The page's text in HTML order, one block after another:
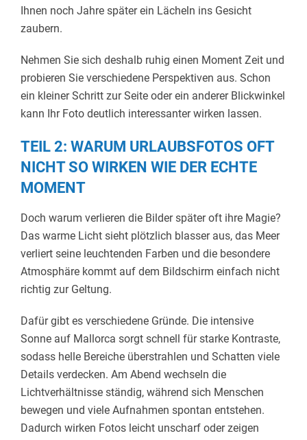
Ihnen noch Jahre später ein Lächeln ins Gesicht
zaubern.
Nehmen Sie sich deshalb ruhig einen Moment Zeit und
probieren Sie verschiedene Perspektiven aus. Schon
ein kleiner Schritt zur Seite oder ein anderer Blickwinkel
kann Ihr Foto deutlich interessanter wirken lassen.
TEIL 2: WARUM URLAUBSFOTOS OFT
NICHT SO WIRKEN WIE DER ECHTE
MOMENT
Doch warum verlieren die Bilder später oft ihre Magie?
Das warme Licht sieht plötzlich blasser aus, das Meer
verliert seine leuchtenden Farben und die besondere
Atmosphäre kommt auf dem Bildschirm einfach nicht
richtig zur Geltung.
Dafür gibt es verschiedene Gründe. Die intensive
Sonne auf Mallorca sorgt schnell für starke Kontraste,
sodass helle Bereiche überstrahlen und Schatten viele
Details verdecken. Am Abend wechseln die
Lichtverhältnisse ständig, während sich Menschen
bewegen und viele Aufnahmen spontan entstehen.
Dadurch wirken Fotos leicht unscharf oder zeigen